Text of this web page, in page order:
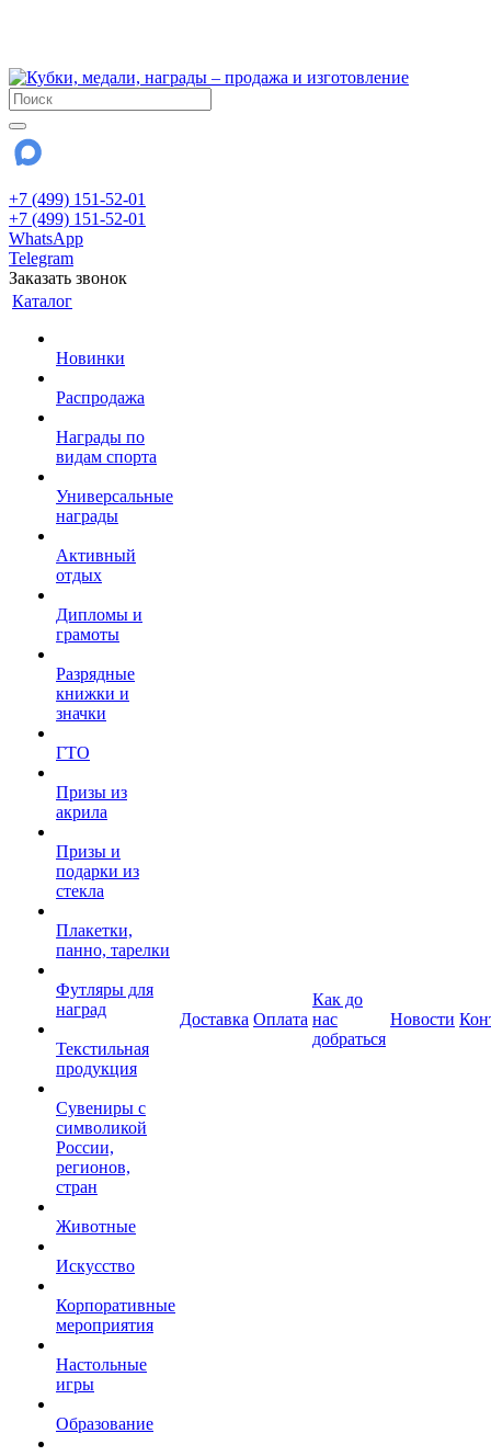
+7 (499) 151-52-01
+7 (499) 151-52-01
WhatsApp
Telegram
Заказать звонок
Каталог
Новинки
Распродажа
Награды по
видам спорта
Универсальные
награды
Активный
отдых
Дипломы и
грамоты
Разрядные
книжки и
значки
ГТО
Призы из
акрила
Призы и
подарки из
стекла
Плакетки,
панно, тарелки
Футляры для
наград
Текстильная
продукция
Сувениры с
символикой
России,
регионов,
стран
Животные
Искусство
Корпоративные
мероприятия
Настольные
игры
Образование
Доставка Оплата
Как до
нас
добраться
Новости